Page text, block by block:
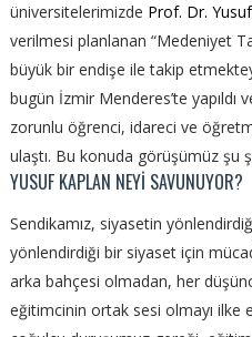
üniversitelerimizde Prof. Dr.
verilmesi planlanan “Medeniyet
büyük bir endişe ile takip
bugün İzmir Menderes’te
zorunlu öğrenci, idareci ve
ulaştı. Bu konuda görüşümüz şu
YUSUF KAPLAN NEYİ SAVUNUYOR?
Sendikamız, siyasetin
yönlendirdiği bir siyaset için
arka bahçesi olmadan, her
eğitimcinin ortak sesi olmayı ilke